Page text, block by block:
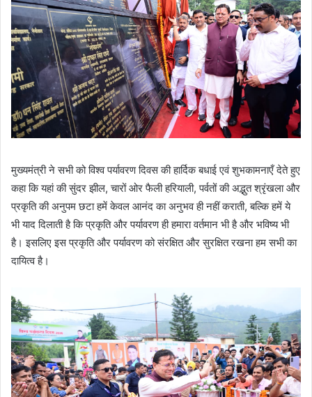
मुख्यमंत्री ने सभी को विश्व पर्यावरण दिवस की हार्दिक बधाई एवं शुभकामनाएँ देते हुए
कहा कि यहां की सुंदर झील, चारों ओर फैली हरियाली, पर्वतों की अद्भुत श्रृंखला और
प्रकृति की अनुपम छटा हमें केवल आनंद का अनुभव ही नहीं कराती, बल्कि हमें ये
भी याद दिलाती है कि प्रकृति और पर्यावरण ही हमारा वर्तमान भी है और भविष्य भी
है। इसलिए इस प्रकृति और पर्यावरण को संरक्षित और सुरक्षित रखना हम सभी का
दायित्व है।